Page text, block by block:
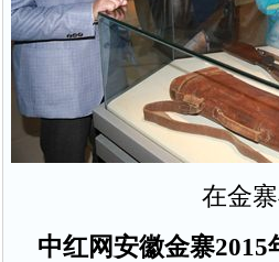
在金
中红网安徽金寨